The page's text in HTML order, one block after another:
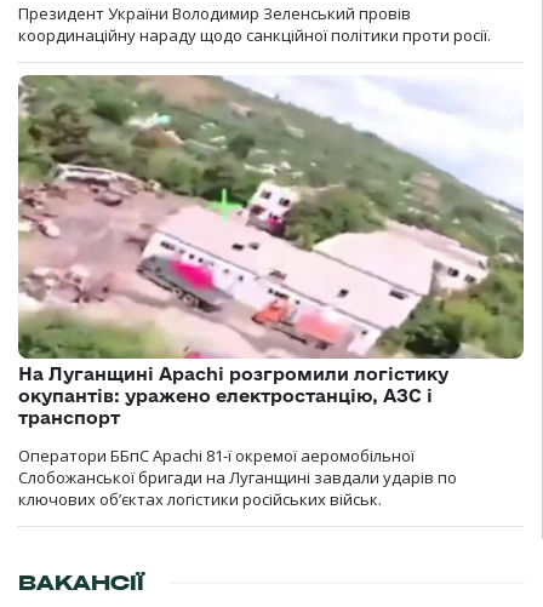
Президент України Володимир Зеленський провів
координаційну нараду щодо санкційної політики проти росії.
На Луганщині Apachi розгромили логістику
окупантів: уражено електростанцію, АЗС і
транспорт
Оператори ББпС Apachi 81-ї окремої аеромобільної
Слобожанської бригади на Луганщині завдали ударів по
ключових об’єктах логістики російських військ.
ВАКАНСІЇ